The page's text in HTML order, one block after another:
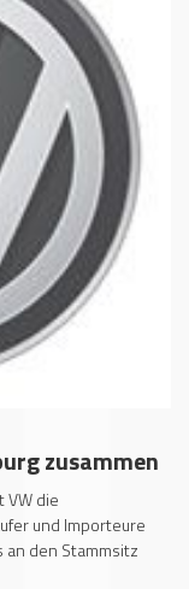
zusammen
VW die
und Importeure
den Stammsitz